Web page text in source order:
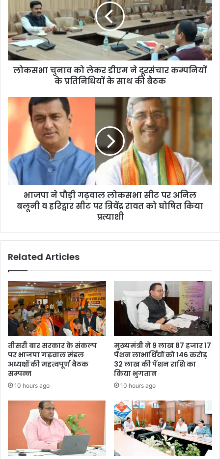
लोकसभा चुनाव को लेकर डीएम ने दूरसंचार कम्पनियों
के प्रतिनिधियों के साथ की बैठक
भाजपा ने पौड़ी गढ़वाल लोकसभा सीट पर अनिल
बलूनी व हरिद्वार सीट पर त्रिवेंद्र रावत को घोषित किया
प्रत्याशी
Related Articles
तीसरी बार सरकार के संकल्प
पर भाजपा गढ़वाल मंडल
अध्यक्षों की महत्वपूर्ण बैठक
सम्पन्न
10 hours ago
मुख्यमंत्री ने 9 लाख 87 हजार 17
पेंशन लाभार्थियों को 146 करोड़
32 लाख की पेंशन राशि का
किया भुगतान
10 hours ago